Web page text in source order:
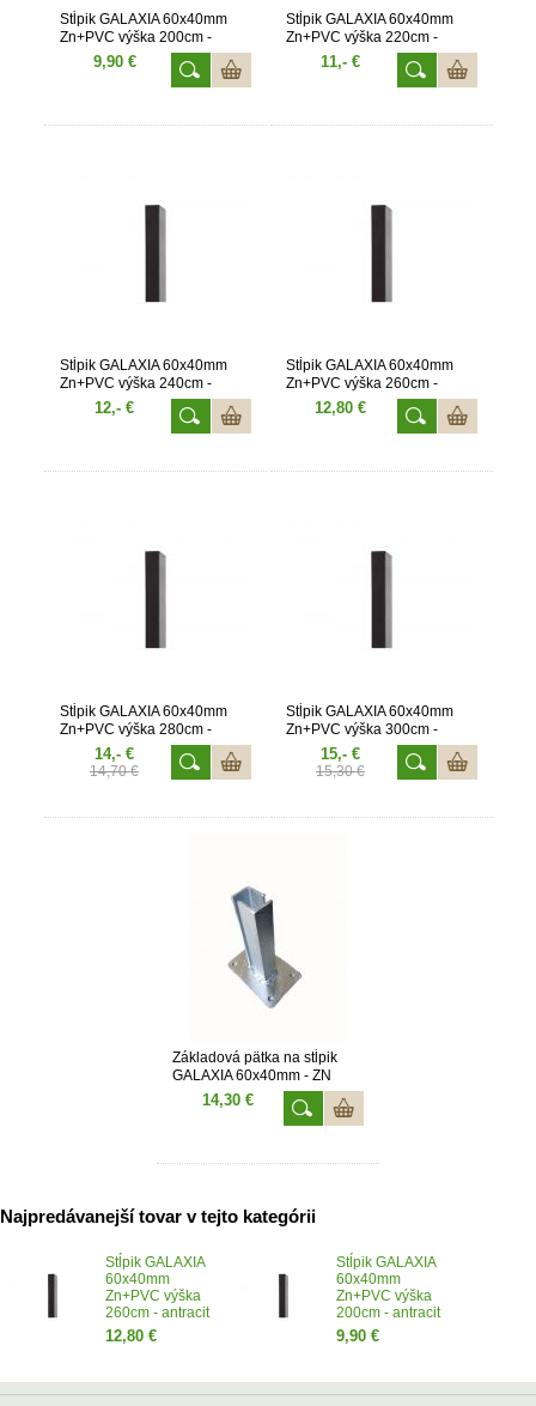
Stĺpik GALAXIA 60x40mm
Zn+PVC výška 200cm -
antracit9,90 €
Stĺpik GALAXIA 60x40mm
Zn+PVC výška 220cm -
antracit11,- €
Stĺpik GALAXIA 60x40mm
Zn+PVC výška 240cm -
antracit12,- €
Stĺpik GALAXIA 60x40mm
Zn+PVC výška 260cm -
antracit12,80 €
Stĺpik GALAXIA 60x40mm
Zn+PVC výška 280cm -
antracit14,- €
14,70 €
Stĺpik GALAXIA 60x40mm
Zn+PVC výška 300cm -
antracit15,- €
15,30 €
Základová pätka na stĺpik
GALAXIA 60x40mm - ZN
14,30 €
Najpredávanejší tovar v tejto kategórii
Stĺpik GALAXIA
60x40mm
Zn+PVC výška
260cm - antracit
12,80 €
Stĺpik GALAXIA
60x40mm
Zn+PVC výška
200cm - antracit
9,90 €